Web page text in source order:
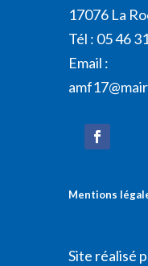
17076 La
Tél : 05 46
Email :
Mentions
Site réalisé